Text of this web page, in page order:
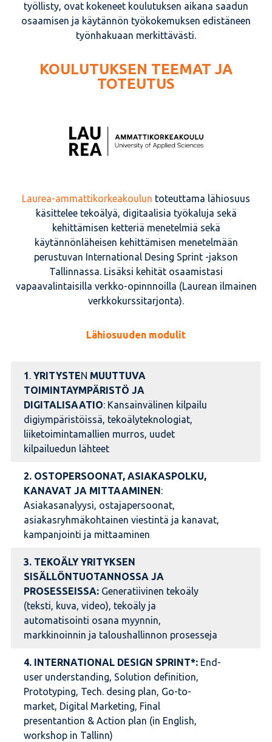
työllisty, ovat kokeneet koulutuksen aikana saadun
osaamisen ja käytännön työkokemuksen edistäneen
työnhakuaan merkittävästi.
KOULUTUKSEN TEEMAT JA
TOTEUTUS
Laurea-ammattikorkeakoulun toteuttama lähiosuus
käsittelee tekoälyä, digitaalisia työkaluja sekä
kehittämisen ketteriä menetelmiä sekä
käytännönläheisen kehittämisen menetelmään
perustuvan International Desing Sprint -jakson
Tallinnassa. Lisäksi kehität osaamistasi
vapaavalintaisilla verkko-opinnnoilla (Laurean ilmainen
verkkokurssitarjonta).
Lähiosuuden modulit
1 . YRITYSTEN MUUTTUVA
TOIMINTAYMPÄRISTÖ JA
DIGITALISAATIO: Kansainvälinen kilpailu
digiympäristöissä, tekoälyteknologiat,
liiketoimintamallien murros, uudet
kilpailuedun lähteet
2. OSTOPERSOONAT, ASIAKASPOLKU,
KANAVAT JA MITTAAMINEN :
Asiakasanalyysi, ostajapersoonat,
asiakasryhmäkohtainen viestintä ja kanavat,
kampanjointi ja mittaaminen
3. TEKOÄLY YRITYKSEN
SISÄLLÖNTUOTANNOSSA JA
PROSESSEISSA: Generatiivinen tekoäly
(teksti, kuva, video), tekoäly ja
automatisointi osana myynnin,
markkinoinnin ja taloushallinnon prosesseja
4. INTERNATIONAL DESIGN SPRINT*: End-
user understanding, Solution definition,
Prototyping, Tech. desing plan, Go-to-
market, Digital Marketing, Final
presentantion & Action plan (in English,
workshop in Tallinn)